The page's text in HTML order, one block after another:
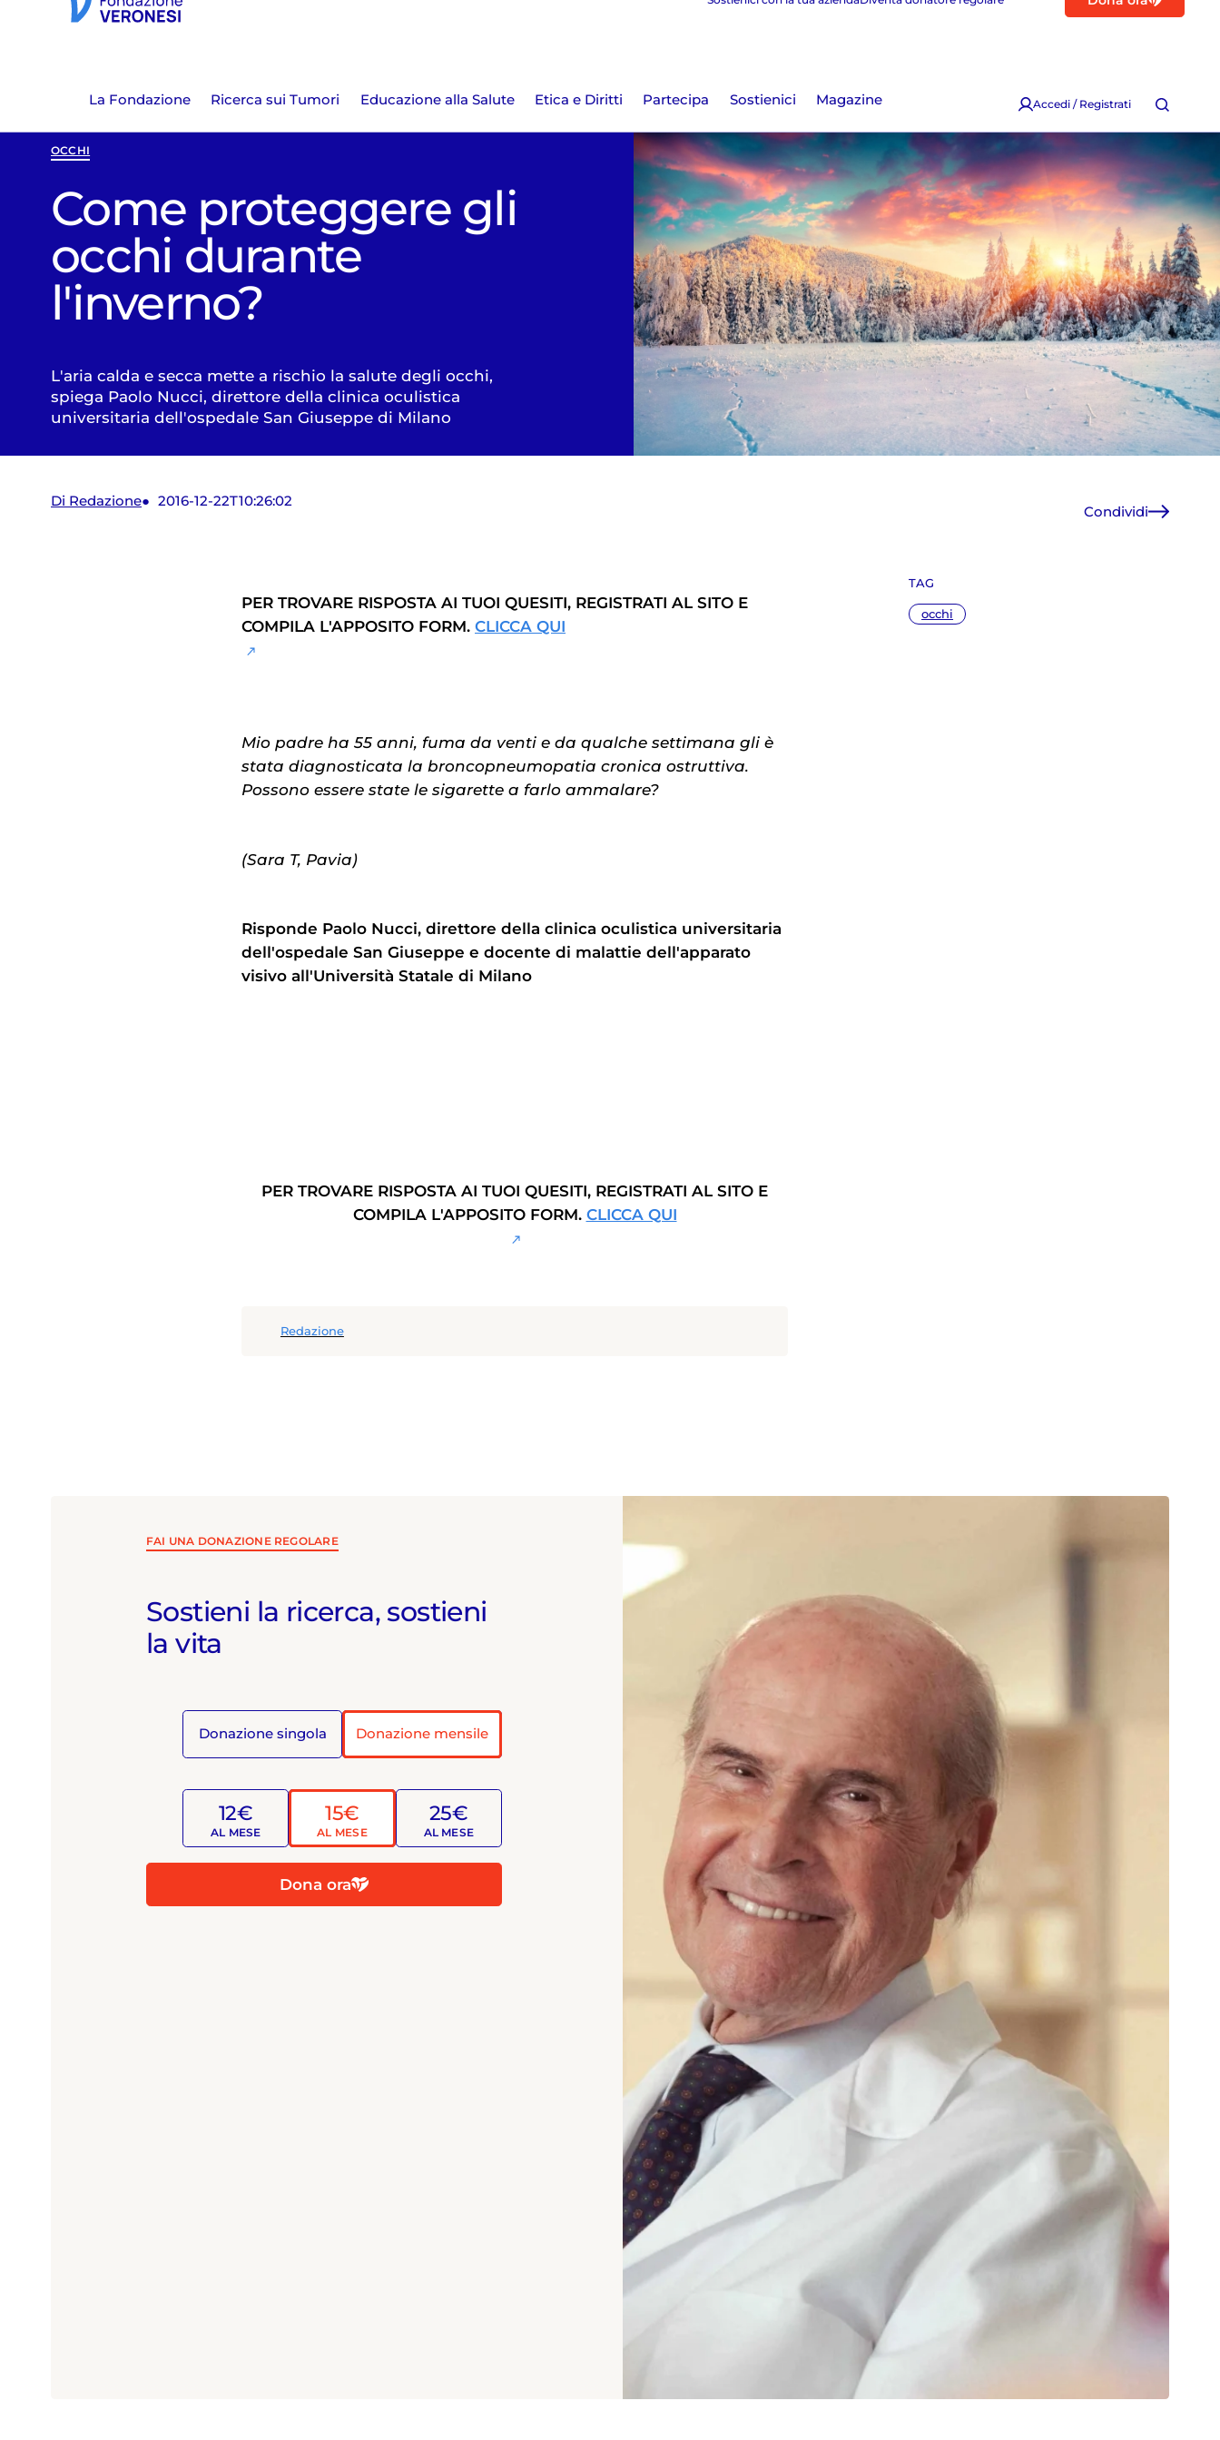
La Fondazione Ricerca sui Tumori Educazione alla Salute Etica e Diritti Partecipa Sostienici Magazine Accedi / Registrati
OCCHI
Come proteggere gli
occhi durante
l'inverno?
L'aria calda e secca mette a rischio la salute degli occhi,
spiega Paolo Nucci, direttore della clinica oculistica
universitaria dell'ospedale San Giuseppe di Milano
Di Redazione 2016-12-22T10:26:02
Condividi
TAG
occhi
PER TROVARE RISPOSTA AI TUOI QUESITI, REGISTRATI AL SITO E
COMPILA L'APPOSITO FORM. CLICCA QUI
Mio padre ha 55 anni, fuma da venti e da qualche settimana gli è
stata diagnosticata la broncopneumopatia cronica ostruttiva.
Possono essere state le sigarette a farlo ammalare?
(Sara T, Pavia)
Risponde Paolo Nucci, direttore della clinica oculistica universitaria
dell'ospedale San Giuseppe e docente di malattie dell'apparato
visivo all'Università Statale di Milano
PER TROVARE RISPOSTA AI TUOI QUESITI, REGISTRATI AL SITO E
COMPILA L'APPOSITO FORM. CLICCA QUI
Redazione
FAI UNA DONAZIONE REGOLARE
Sostieni la ricerca, sostieni
la vita
Donazione singola Donazione mensile
12€
AL MESE
15€
AL MESE
25€
AL MESE
Dona ora